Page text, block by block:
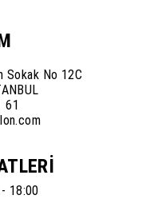
Sokak No 12C
61
18:00